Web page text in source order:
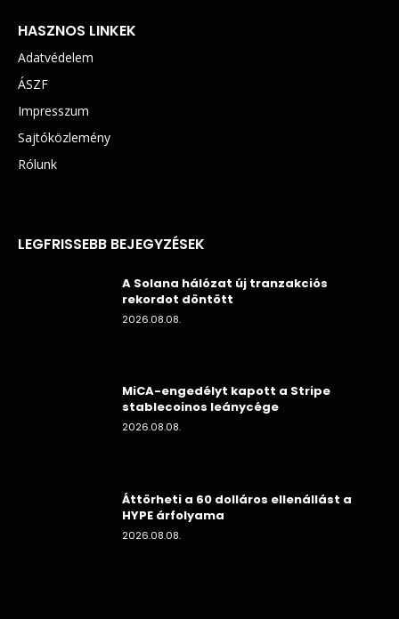
HASZNOS LINKEK
Adatvédelem
ÁSZF
Impresszum
Sajtóközlemény
Rólunk
LEGFRISSEBB BEJEGYZÉSEK
A Solana hálózat új tranzakciós
rekordot döntött
2026.08.08.
MiCA-engedélyt kapott a Stripe
stablecoinos leánycége
2026.08.08.
Áttörheti a 60 dolláros ellenállást a
HYPE árfolyama
2026.08.08.